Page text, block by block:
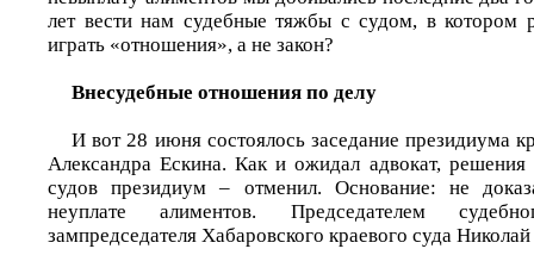
лет вести нам судебные тяжбы с судом, в
играть «отношения», а не закон?
Внесудебные отношения по делу
И вот 28 июня состоялось заседание президиума
Александра Ескина. Как и ожидал адвокат,
судов президиум – отменил. Основание: не
неуплате алиментов. Председателем
зампредседателя Хабаровского краевого суда